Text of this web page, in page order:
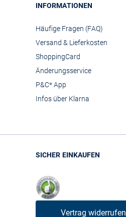
INFORMATIONEN
Häufige Fragen (FAQ)
Versand & Lieferkosten
ShoppingCard
Änderungsservice
P&C* App
Infos über Klarna
SICHER EINKAUFEN
Vertrag widerrufen